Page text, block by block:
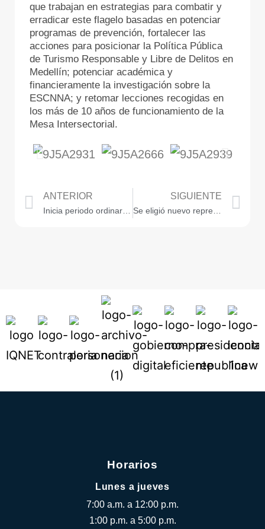
que trabajan en estrategias para combatir y
erradicar este flagelo basadas en potenciar
programas de prevención, fortalecer las
acciones para posicionar la Política Pública
de Turismo Responsable y Libre de Delitos en
Medellín; potenciar académica y
financieramente la investigación sobre la
ESCNNA; y retomar lecciones recogidas en
los más de 10 años de funcionamiento de la
Mesa Intersectorial.
ANTERIOR SIGUIENTE
Horarios
Lunes a jueves
7:00 a.m. a 12:00 p.m.
1:00 p.m. a 5:00 p.m.